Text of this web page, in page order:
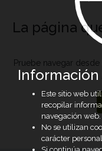
La página
Pruebe navegar
Este sitio web
recopilar
navegación web.
No se utilizan
carácter